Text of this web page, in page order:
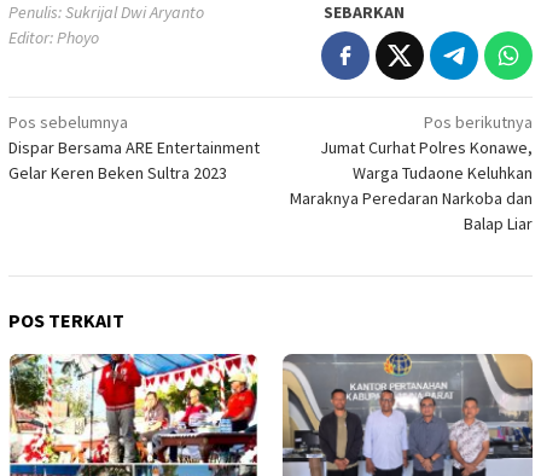
Penulis: Sukrijal Dwi Aryanto
Editor: Phoyo
SEBARKAN
Navigasi
pos
Pos sebelumnya
Dispar Bersama ARE Entertainment
Gelar Keren Beken Sultra 2023
Pos berikutnya
Jumat Curhat Polres Konawe,
Warga Tudaone Keluhkan
Maraknya Peredaran Narkoba dan
Balap Liar
POS TERKAIT